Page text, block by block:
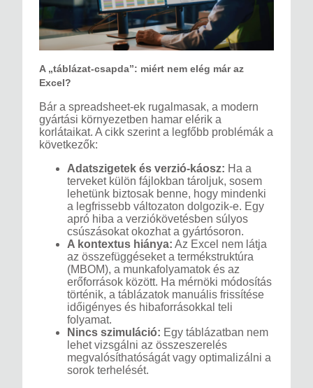
A „táblázat-csapda”: miért nem elég már az
Excel?
Bár a spreadsheet-ek rugalmasak, a modern
gyártási környezetben hamar elérik a
korlátaikat. A cikk szerint a legfőbb problémák a
következők:
Adatszigetek és verzió-káosz: Ha a
terveket külön fájlokban tároljuk, sosem
lehetünk biztosak benne, hogy mindenki
a legfrissebb változaton dolgozik-e. Egy
apró hiba a verziókövetésben súlyos
csúszásokat okozhat a gyártósoron.
A kontextus hiánya: Az Excel nem látja
az összefüggéseket a termékstruktúra
(MBOM), a munkafolyamatok és az
erőforrások között. Ha mérnöki módosítás
történik, a táblázatok manuális frissítése
időigényes és hibaforrásokkal teli
folyamat.
Nincs szimuláció: Egy táblázatban nem
lehet vizsgálni az összeszerelés
megvalósíthatóságát vagy optimalizálni a
sorok terhelését.